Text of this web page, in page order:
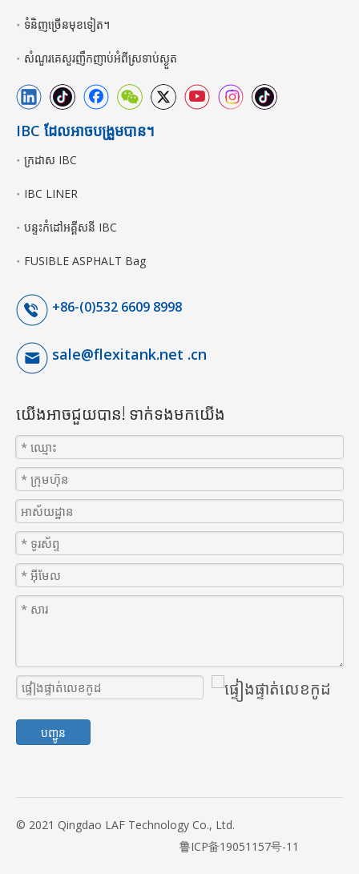
ទំនិញច្រើនមុខទៀត។
សំណួរគេសួរញឹកញាប់អំពីស្រទាប់ស្ងួត
IBC ដែលអាចបង្រួមបាន។
ក្រដាស IBC
IBC LINER
បន្ទះកំដៅអគ្គីសនី IBC
FUSIBLE ASPHALT Bag
+86-(0)532 6609 8998
sale@flexitank.net .cn
យើងអាចជួយបាន! ទាក់ទងមកយើង
បញ្ជូន
© 2021 Qingdao LAF Technology Co., Ltd.
鲁ICP备19051157号-11